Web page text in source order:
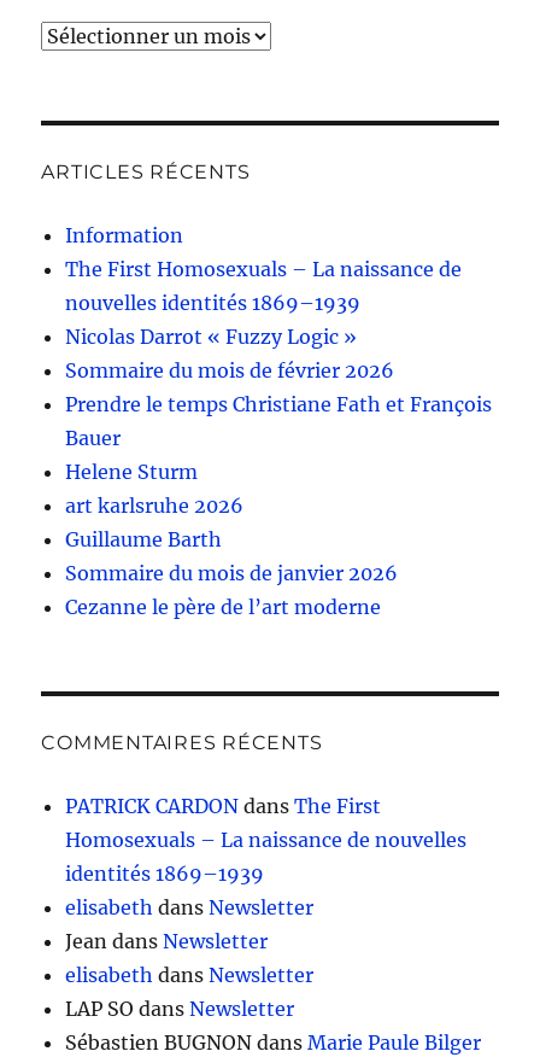
Archives
ARTICLES RÉCENTS
Information
The First Homosexuals – La naissance de
nouvelles identités 1869–1939
Nicolas Darrot « Fuzzy Logic »
Sommaire du mois de février 2026
Prendre le temps Christiane Fath et François
Bauer
Helene Sturm
art karlsruhe 2026
Guillaume Barth
Sommaire du mois de janvier 2026
Cezanne le père de l’art moderne
COMMENTAIRES RÉCENTS
PATRICK CARDON dansThe First
Homosexuals – La naissance de nouvelles
identités 1869–1939
elisabeth dansNewsletter
Jean dansNewsletter
elisabeth dansNewsletter
LAP SO dansNewsletter
Sébastien BUGNON dansMarie Paule Bilger